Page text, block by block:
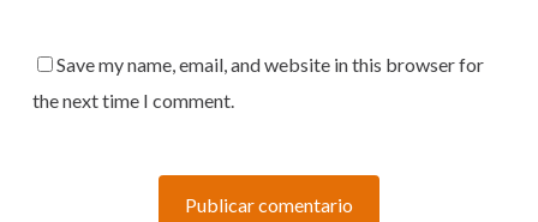
Save my name, email, and website in this browser for
the next time I comment.